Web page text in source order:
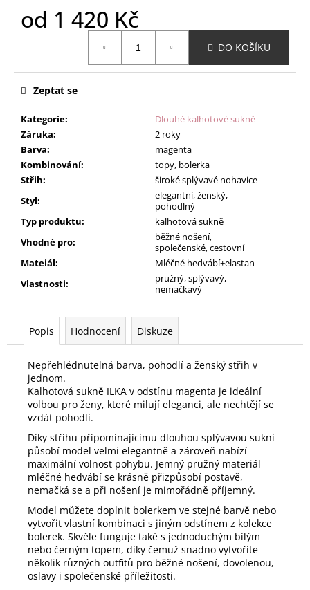
od 1 420 Kč
DO KOŠÍKU
Kategorie:
Dlouhé kalhotové sukně
Záruka:
2 roky
Barva:
magenta
Kombinování:
topy, bolerka
Střih:
široké splývavé nohavice
Styl:
elegantní, ženský,
pohodlný
Typ produktu:
kalhotová sukně
Vhodné pro:
běžné nošení,
společenské, cestovní
Mateiál:
Mléčné hedvábí+elastan
Vlastnosti:
pružný, splývavý,
nemačkavý
Zeptat se
Popis Hodnocení Diskuze
Nepřehlédnutelná barva, pohodlí a ženský střih v
jednom.
Kalhotová sukně ILKA v odstínu magenta je ideální
volbou pro ženy, které milují eleganci, ale nechtějí se
vzdát pohodlí.
Díky střihu připomínajícímu dlouhou splývavou sukni
působí model velmi elegantně a zároveň nabízí
maximální volnost pohybu. Jemný pružný materiál
mléčné hedvábí se krásně přizpůsobí postavě,
nemačká se a při nošení je mimořádně příjemný.
Model můžete doplnit bolerkem ve stejné barvě nebo
vytvořit vlastní kombinaci s jiným odstínem z kolekce
bolerek. Skvěle funguje také s jednoduchým bílým
nebo černým topem, díky čemuž snadno vytvoříte
několik různých outfitů pro běžné nošení, dovolenou,
oslavy i společenské příležitosti.